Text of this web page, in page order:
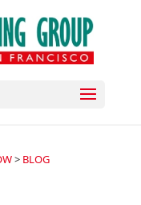
> BLOG